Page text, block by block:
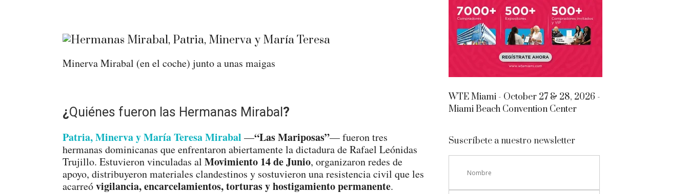
Minerva Mirabal (en el coche) junto a unas maigas
¿Quiénes fueron las Hermanas Mirabal ?
Patria, Minerva y María Teresa Mirabal —“Las Mariposas”— fueron tres
hermanas dominicanas que enfrentaron abiertamente la dictadura de Rafael Leónidas
Trujillo. Estuvieron vinculadas al Movimiento 14 de Junio, organizaron redes de
apoyo, distribuyeron materiales clandestinos y sostuvieron una resistencia civil que les
acarreóvigilancia, encarcelamientos, torturas y hostigamiento permanente.
WTE Miami - October 27 & 28, 2026 -
Miami Beach Convention Center
Suscríbete a nuestro newsletter